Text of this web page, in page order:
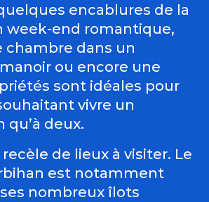
encablures de la
week-end romantique,
chambre dans un
ou encore une
sont idéales pour
vivre un
deux.
de lieux à visiter. Le
est notamment
nombreux îlots